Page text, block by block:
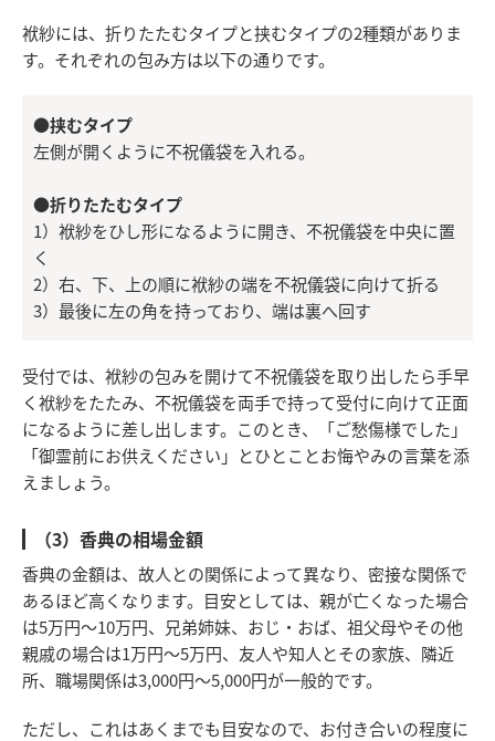
袱紗には、折りたたむタイプと挟むタイプの2種類がありま
す。それぞれの包み方は以下の通りです。
●挟むタイプ
左側が開くように不祝儀袋を入れる。
●折りたたむタイプ
1）袱紗をひし形になるように開き、不祝儀袋を中央に置
く
2）右、下、上の順に袱紗の端を不祝儀袋に向けて折る
3）最後に左の角を持っており、端は裏へ回す
受付では、袱紗の包みを開けて不祝儀袋を取り出したら手早
く袱紗をたたみ、不祝儀袋を両手で持って受付に向けて正面
になるように差し出します。このとき、「ご愁傷様でした」
「御霊前にお供えください」とひとことお悔やみの言葉を添
えましょう。
（3）香典の相場金額
香典の金額は、故人との関係によって異なり、密接な関係で
あるほど高くなります。目安としては、親が亡くなった場合
は5万円～10万円、兄弟姉妹、おじ・おば、祖父母やその他
親戚の場合は1万円～5万円、友人や知人とその家族、隣近
所、職場関係は3,000円～5,000円が一般的です。
ただし、これはあくまでも目安なので、お付き合いの程度に